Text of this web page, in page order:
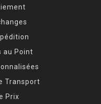
au Point
Transport
Prix